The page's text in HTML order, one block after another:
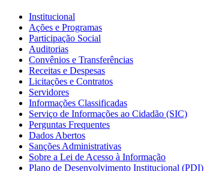
Institucional
Ações e Programas
Participação Social
Auditorias
Convênios e Transferências
Receitas e Despesas
Licitações e Contratos
Servidores
Informações Classificadas
Serviço de Informações ao Cidadão (SIC)
Perguntas Frequentes
Dados Abertos
Sanções Administrativas
Sobre a Lei de Acesso à Informação
Plano de Desenvolvimento Institucional (PDI)